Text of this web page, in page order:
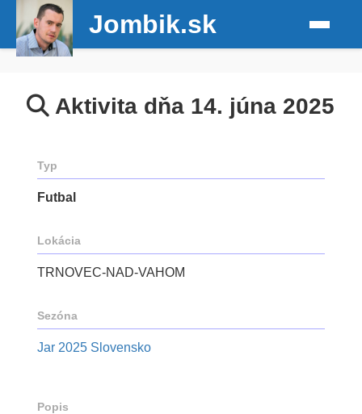
Jombik.sk
Aktivita dňa 14. júna 2025
Typ
Futbal
Lokácia
TRNOVEC-NAD-VAHOM
Sezóna
Jar 2025 Slovensko
Popis